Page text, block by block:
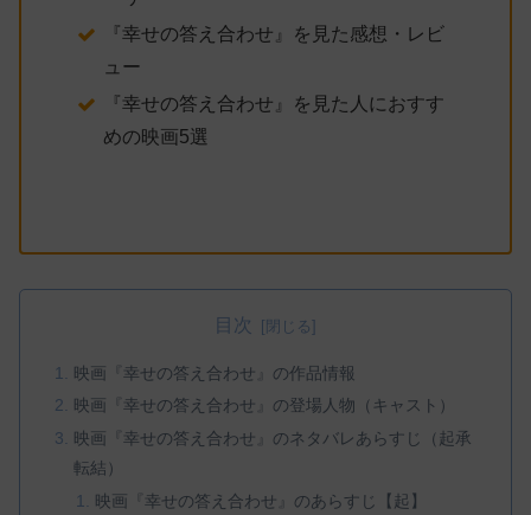
『幸せの答え合わせ』を見た感想・レビ
ュー
『幸せの答え合わせ』を見た人におすす
めの映画5選
目次
映画『幸せの答え合わせ』の作品情報
映画『幸せの答え合わせ』の登場人物（キャスト）
映画『幸せの答え合わせ』のネタバレあらすじ（起承
転結）
映画『幸せの答え合わせ』のあらすじ【起】